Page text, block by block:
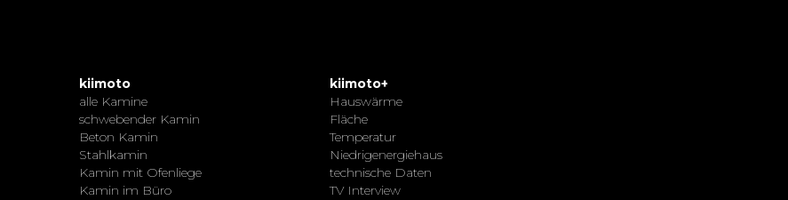
kiimoto
alle Kamine
schwebender Kamin
Beton Kamin
Stahlkamin
Kamin mit Ofenliege
Kamin im Büro
kiimoto+
Hauswärme
Fläche
Temperatur
Niedrigenergiehaus
technische Daten
TV Interview